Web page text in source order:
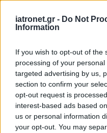
iatronet.gr - Do Not
Information
If you wish to opt-out of the
processing of your
targeted advertising by us,
section to confirm your
opt-out request is
interest-based ads based
us or personal information
your opt-out. You may